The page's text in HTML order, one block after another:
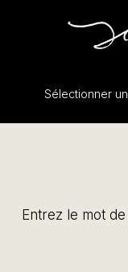
Sélectionner
Entrez le mot